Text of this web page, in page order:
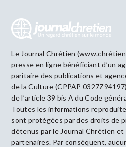
Le Journal Chrétien
presse en ligne bénéficiant d’un
paritaire des publications et
de la Culture (CPPAP
de l’article 39 bis A du Code
Toutes les informations
sont protégées par des droits de
détenus par le Journal Chrétien et
partenaires. Par conséquent,